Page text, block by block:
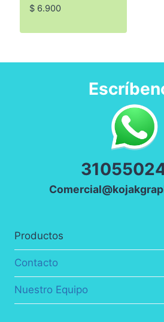
$6.900
3
Productos
Contacto
Nuestro Equipo